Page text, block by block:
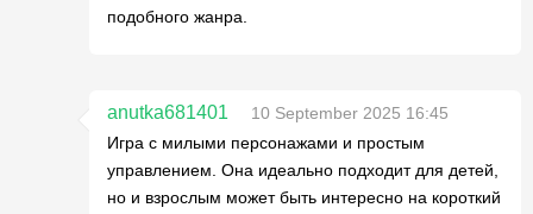
подобного жанра.
anutka681401
10 September 2025 16:45
Игра с милыми персонажами и простым
управлением. Она идеально подходит для детей,
но и взрослым может быть интересно на короткий